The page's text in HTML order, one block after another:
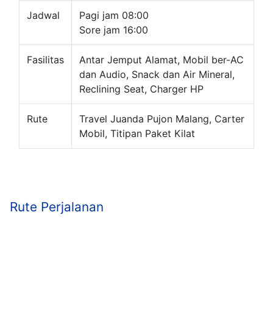
Jadwal
Pagi jam 08:00
Sore jam 16:00
Fasilitas
Antar Jemput Alamat, Mobil ber-AC
dan Audio, Snack dan Air Mineral,
Reclining Seat, Charger HP
Rute
Travel Juanda Pujon Malang, Carter
Mobil, Titipan Paket Kilat
Rute Perjalanan